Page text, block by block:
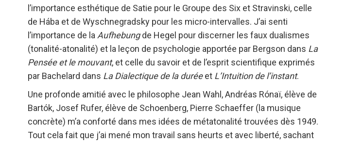
l’importance esthétique de Satie pour le Groupe des Six et Stravinski, celle
de Hába et de Wyschnegradsky pour les micro-intervalles. J’ai senti
l’importance de la Aufhebungde Hegel pour discerner les faux dualismes
(tonalité-atonalité) et la leçon de psychologie apportée par Bergson dans La
Pensée et le mouvant, et celle du savoir et de l’esprit scientifique exprimés
par Bachelard dans La Dialectique de la duréeet L’Intuition de l’instant.
Une profonde amitié avec le philosophe Jean Wahl, Andréas Rónaï, élève de
Bartók, Josef Rufer, élève de Schoenberg, Pierre Schaeffer (la musique
concrète) m’a conforté dans mes idées de métatonalité trouvées dès 1949.
Tout cela fait que j’ai mené mon travail sans heurts et avec liberté, sachant